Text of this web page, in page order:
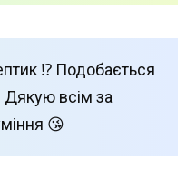
⁉️ Подобається
Дякую всім за
😘